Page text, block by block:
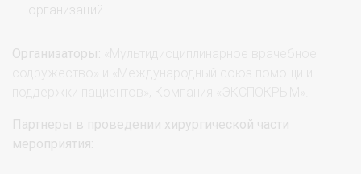
организаций
Организаторы:
Партнеры в проведении хирургической части
мероприятия: